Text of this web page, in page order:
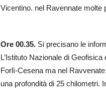
Vicentino. nel Ravennate
Ore 00.35. Si precisano le
L’Istituto Nazionale di
Forlì-Cesena ma nel
una profondità di 25 chilometri.